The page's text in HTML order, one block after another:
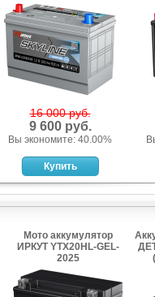
16 000 руб.
9 600 руб.
Вы экономите: 40.00%
Мото аккумулятор
ИРКУТ YTX20HL-GEL-
2025